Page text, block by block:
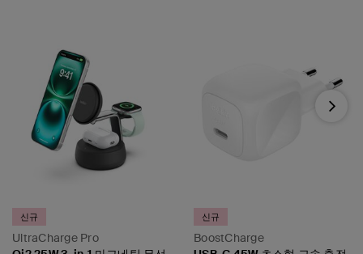
UltraCharge Pro
신규
BoostCharge
신규
Next